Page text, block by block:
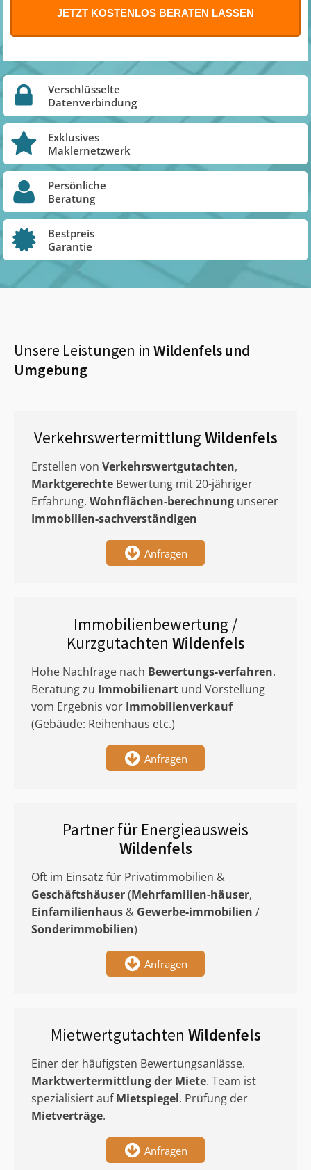
Verschlüsselte
Datenverbindung
Exklusives
Maklernetzwerk
Persönliche
Beratung
Bestpreis
Garantie
Unsere Leistungen in Wildenfelsund
Umgebung
Verkehrswertermittlung Wildenfels
Erstellen von Verkehrswertgutachten,
Marktgerechte Bewertung mit 20-jähriger
Erfahrung. Wohnflächen-berechnung unserer
Immobilien-sachverständigen
Anfragen
Immobilienbewertung /
Kurzgutachten Wildenfels
Hohe Nachfrage nach Bewertungs-verfahren.
Beratung zu Immobilienart und Vorstellung
vom Ergebnis vor Immobilienverkauf
(Gebäude: Reihenhaus etc.)
Anfragen
Partner für Energieausweis
Wildenfels
Oft im Einsatz für Privatimmobilien &
Geschäftshäuser(Mehrfamilien-häuser,
Einfamilienhaus & Gewerbe-immobilien /
Sonderimmobilien)
Anfragen
Mietwertgutachten Wildenfels
Einer der häufigsten Bewertungsanlässe.
Marktwertermittlungder Miete. Team ist
spezialisiert aufMietspiegel. Prüfung der
Mietverträge.
Anfragen